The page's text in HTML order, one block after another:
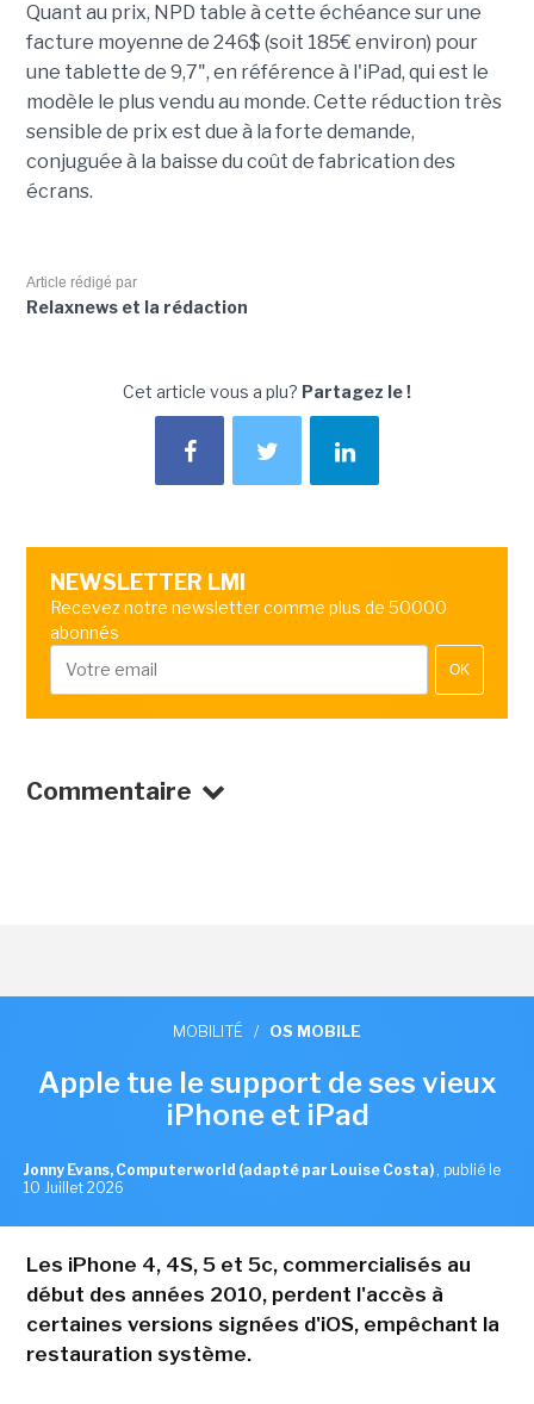
Quant au prix, NPD table à cette échéance sur une
facture moyenne de 246$ (soit 185€ environ) pour
une tablette de 9,7", en référence à l'iPad, qui est le
modèle le plus vendu au monde. Cette réduction très
sensible de prix est due à la forte demande,
conjuguée à la baisse du coût de fabrication des
écrans.
Article rédigé par
Relaxnews et la rédaction
Cet article vous a plu? Partagez le !
NEWSLETTER LMI
Recevez notre newsletter comme plus de 50000
abonnés
OK
Commentaire
MOBILITÉ / OS MOBILE
Apple tue le support de ses vieux
iPhone et iPad
Jonny Evans, Computerworld (adapté par Louise Costa) , publié le
10 Juillet 2026
Les iPhone 4, 4S, 5 et 5c, commercialisés au
début des années 2010, perdent l'accès à
certaines versions signées d'iOS, empêchant la
restauration système.